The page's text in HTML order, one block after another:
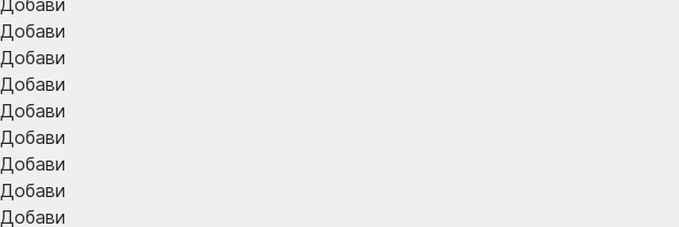
Добави
Добави
Добави
Добави
Добави
Добави
Добави
Добави
Добави